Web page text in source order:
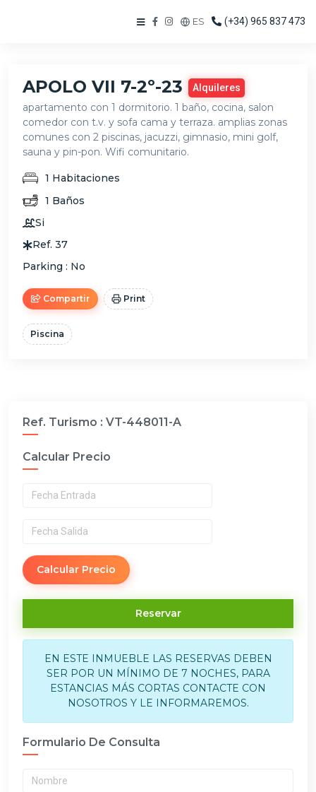
ES (+34) 965 837 473
APOLO VII 7-2º-23 Alquileres
apartamento con 1 dormitorio. 1 baño, cocina, salon
comedor con t.v. y sofa cama y terraza. amplias zonas
comunes con 2 piscinas, jacuzzi, gimnasio, mini golf,
sauna y pin-pon. Wifi comunitario.
1 Habitaciones
1 Baños
Si
Ref. 37
Parking : No
Compartir Print
Piscina
Ref. Turismo : VT-448011-A
Calcular Precio
Calcular Precio
Reservar
EN ESTE INMUEBLE LAS RESERVAS DEBEN
SER POR UN MÍNIMO DE 7 NOCHES, PARA
ESTANCIAS MÁS CORTAS CONTACTE CON
NOSOTROS Y LE INFORMAREMOS.
Formulario De Consulta